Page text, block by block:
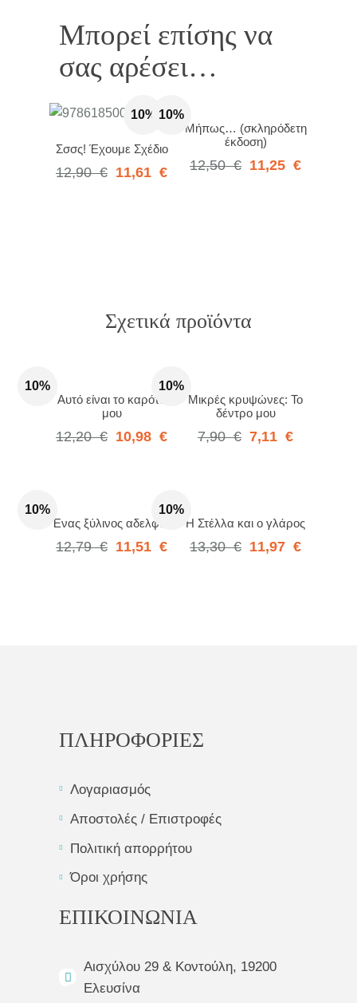
Μπορεί επίσης να
σας αρέσει…
10%
Σσσς! Έχουμε Σχέδιο
12,90 € 11,61 €
10%
Μήπως… (σκληρόδετη
έκδοση)
12,50 € 11,25 €
Σχετικά προϊόντα
10%
Αυτό είναι το καρότο
μου
12,20 € 10,98 €
10%
Μικρές κρυψώνες: Το
δέντρο μου
7,90 € 7,11 €
10%
Ένας ξύλινος αδελφός
12,79 € 11,51 €
10%
Η Στέλλα και ο γλάρος
13,30 € 11,97 €
ΠΛΗΡΟΦΟΡΙΕΣ
Λογαριασμός
Αποστολές / Επιστροφές
Πολιτική απορρήτου
Όροι χρήσης
ΕΠΙΚΟΙΝΩΝΙΑ
Αισχύλου 29 & Κοντούλη, 19200
Ελευσίνα